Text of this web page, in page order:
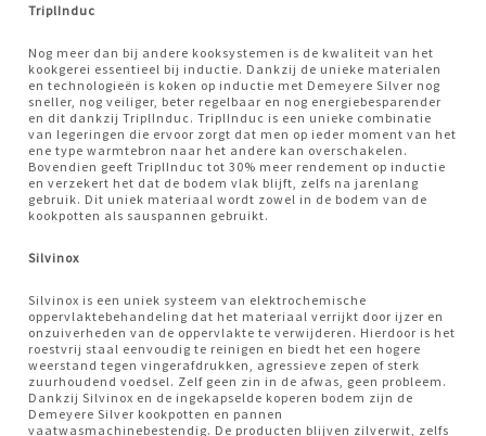
TriplInduc
Nog meer dan bij andere kooksystemen is de kwaliteit van het
kookgerei essentieel bij inductie. Dankzij de unieke materialen
entechnologieën is koken op inductie met Demeyere Silver nog
sneller, nog veiliger, beter regelbaar en nog energiebesparender
en dit dankzij TriplInduc. TriplInduc is een unieke combinatie
van legeringen die ervoor zorgt dat men op ieder moment van het
ene type warmtebron naar het andere kan overschakelen.
Bovendien geeft TriplInduc tot 30% meer rendement op inductie
en verzekert het dat de bodem vlak blijft, zelfs na jarenlang
gebruik. Dit uniek materiaal wordt zowel in de bodem van de
kookpotten als sauspannen gebruikt.
Silvinox
Silvinox is een uniek systeem van elektrochemische
oppervlaktebehandeling dat het materiaal verrijkt door ijzer en
onzuiverheden van de oppervlakte te verwijderen. Hierdoor is het
roestvrij staal eenvoudig te reinigen en biedt het een hogere
weerstand tegen vingerafdrukken, agressieve zepen of sterk
zuurhoudend voedsel. Zelf geen zin in de afwas, geen probleem.
Dankzij Silvinox en de ingekapselde koperen bodem zijn de
Demeyere Silver kookpotten en pannen
vaatwasmachinebestendig. De producten blijven zilverwit, zelfs